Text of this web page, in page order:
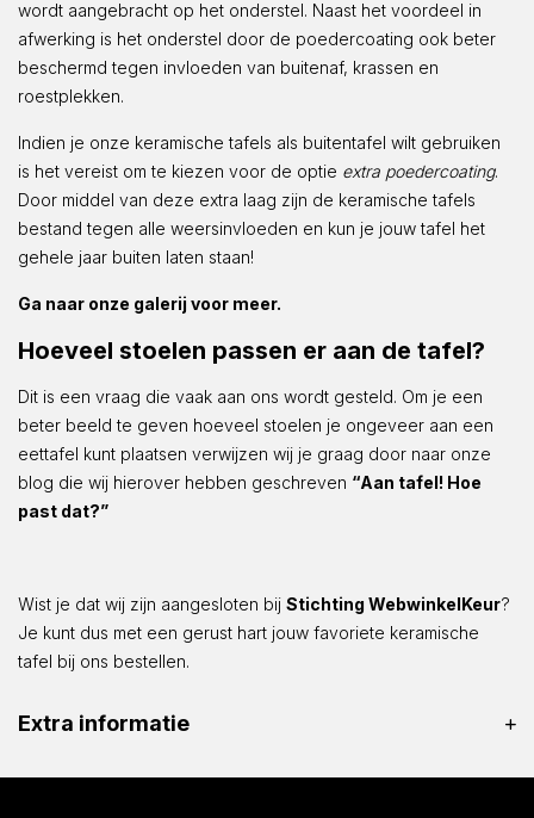
wordt aangebracht op het onderstel. Naast het voordeel in
afwerking is het onderstel door de poedercoating ook beter
beschermd tegen invloeden van buitenaf, krassen en
roestplekken.
Indien je onze keramische tafels als buitentafel wilt gebruiken
is het vereist om te kiezen voor de optie extra poedercoating.
Door middel van deze extra laag zijn de keramische tafels
bestand tegen alle weersinvloeden en kun je jouw tafel het
gehele jaar buiten laten staan!
Ga naar onze galerij voor meer.
Hoeveel stoelen passen er aan de tafel?
Dit is een vraag die vaak aan ons wordt gesteld. Om je een
beter beeld te geven hoeveel stoelen je ongeveer aan een
eettafel kunt plaatsen verwijzen wij je graag door naar onze
blog die wij hierover hebben geschreven “Aan tafel! Hoe
past dat?”
Wist je dat wij zijn aangesloten bij Stichting WebwinkelKeur?
Je kunt dus met een gerust hart jouw favoriete keramische
tafel bij ons bestellen.
Extra informatie